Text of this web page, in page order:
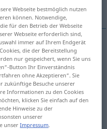
fun
Wendungen wie
Webseite bestmöglich nutzen
können. Notwendige,
für den Betrieb der Webseite
Webseite erforderlich sind,
immer auf Ihrem Endgerät
die der Bereitstellung
nur gespeichert, wenn Sie uns
Button Ihr Einverständnis
ohne Akzeptieren“. Sie
zukünftige Besuche unserer
Informationen zu den Cookies
klicken Sie einfach auf den
Hinweise zu der
unserer
unserImpressum.